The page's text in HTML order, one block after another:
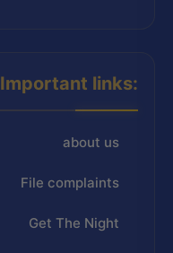
Important links:
about us
File complaints
Get The Night